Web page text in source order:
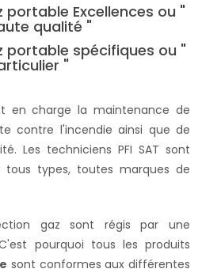
portable Excellences ou "
qualité "
portable spécifiques ou "
"
en charge la maintenance de
contre l'incendie ainsi que de
Les techniciens PFI SAT sont
tous types, toutes marques de
gaz sont régis par une
pourquoi tous les produits
sont conformes aux différentes